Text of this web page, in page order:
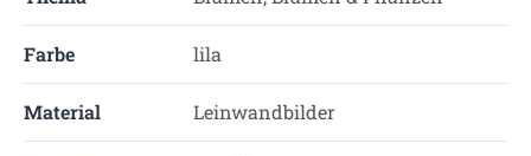
Farbe lila
Material Leinwandbilder